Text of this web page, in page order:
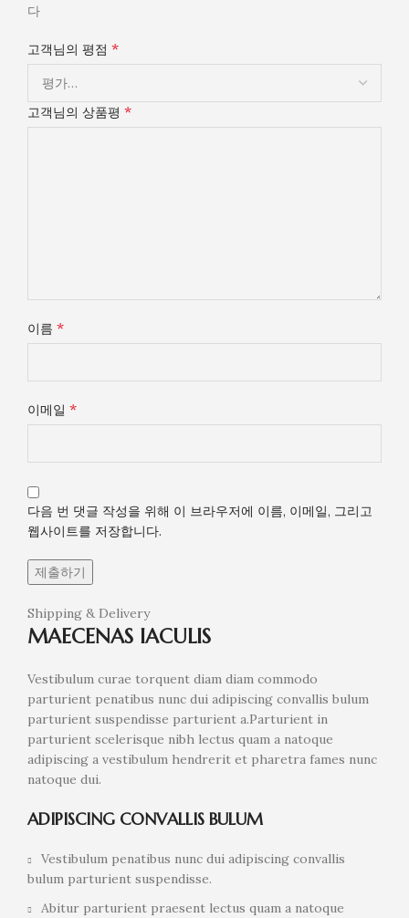
다
고객님의 평점 *
고객님의 상품평 *
이름 *
이메일 *
다음 번 댓글 작성을 위해 이 브라우저에 이름, 이메일, 그리고
웹사이트를 저장합니다.
Shipping & Delivery
MAECENAS IACULIS
Vestibulum curae torquent diam diam commodo
parturient penatibus nunc dui adipiscing convallis bulum
parturient suspendisse parturient a.Parturient in
parturient scelerisque nibh lectus quam a natoque
adipiscing a vestibulum hendrerit et pharetra fames nunc
natoque dui.
ADIPISCING CONVALLIS BULUM
Vestibulum penatibus nunc dui adipiscing convallis
bulum parturient suspendisse.
Abitur parturient praesent lectus quam a natoque